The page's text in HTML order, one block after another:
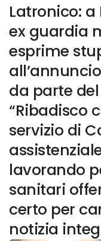
Latronico: a
ex guardia
esprime
da parte
“Ribadisco
servizio di
lavorando
sanitari
certo per
notizia